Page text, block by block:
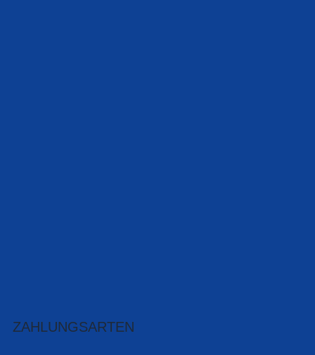
ZAHLUNGSARTEN